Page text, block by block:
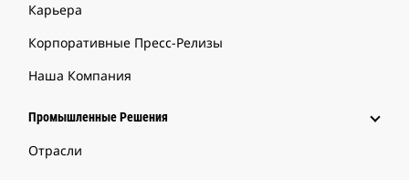
Карьера
Корпоративные Пресс-Релизы
Наша Компания
Промышленные Решения
Отрасли